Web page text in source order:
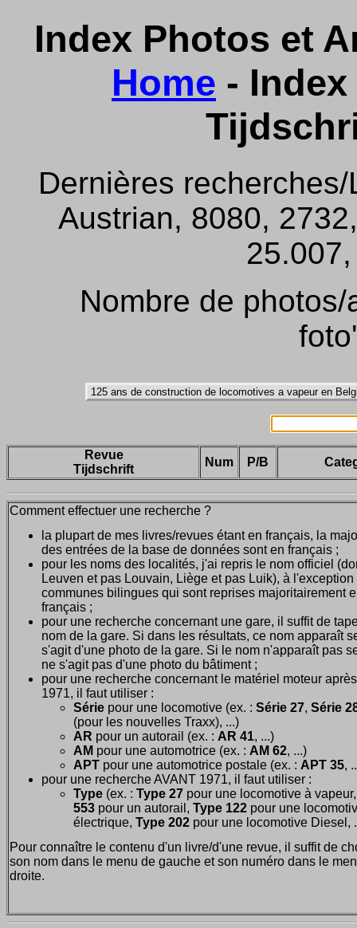
Index Photos et
Home -
Dernières
Austrian, 8080,
Nombre de
Revue
Tijdschrift
Num P/B
Comment effectuer une recherche ?
la plupart de mes livres/revues étant en français, la
des entrées de la base de données sont en français ;
pour les noms des localités, j'ai repris le nom officiel
Leuven et pas Louvain, Liège et pas Luik), à l'exception
communes bilingues qui sont reprises majoritairement
français ;
pour une recherche concernant une gare, il suffit de
nom de la gare. Si dans les résultats, ce nom apparaît
s'agit d'une photo de la gare. Si le nom n'apparaît pas
ne s'agit pas d'une photo du bâtiment ;
pour une recherche concernant le matériel moteur après
1971, il faut utiliser :
Série pour une locomotive (ex. : Série 27, Série
(pour les nouvelles Traxx), ...)
AR pour un autorail (ex. : AR 41, ...)
AM pour une automotrice (ex. : AM 62, ...)
APT pour une automotrice postale (ex. : APT 35,
pour une recherche AVANT 1971, il faut utiliser :
Type (ex. : Type 27 pour une locomotive à
553 pour un autorail, Type 122 pour une
électrique, Type 202 pour une locomotive Diesel,
Pour connaître le contenu d'un livre/d'une revue, il suffit de
son nom dans le menu de gauche et son numéro dans le
droite.